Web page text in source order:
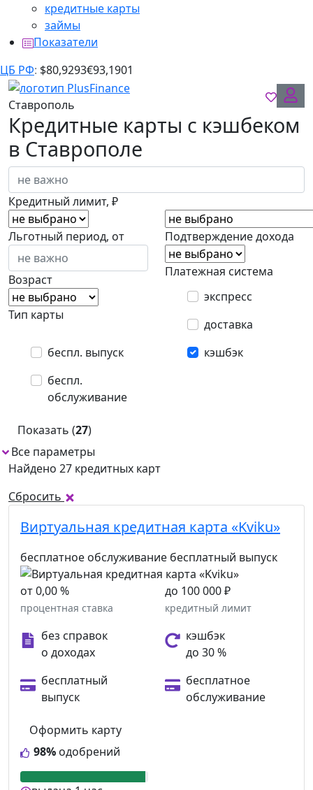
кредитные карты
займы
Показатели
ЦБ РФ: $80,9293€93,1901
Ставрополь
Кредитные карты с кэшбеком
в Ставрополе
Кредитный лимит, ₽
Льготный период, от Подтверждение дохода
Возраст
Платежная система
Тип карты
экспресс
доставка
беспл. выпуск
беспл.
обслуживание
кэшбэк
Показать (27)
Все параметры
Найдено 27 кредитных карт
Сбросить
Виртуальная кредитная карта «Kviku»
бесплатное обслуживание бесплатный выпуск
от 0,00 %
процентная ставка
до 100 000 ₽
кредитный лимит
без справок
о доходах
кэшбэк
до 30 %
бесплатный
выпуск
бесплатное
обслуживание
98% одобрений
Оформить карту